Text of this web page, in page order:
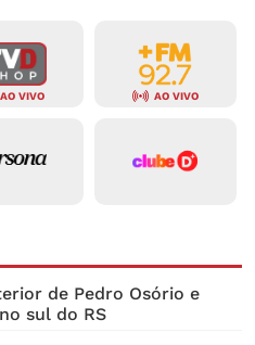
AO VIVO AO VIVO
de Pedro Osório e
sul do RS